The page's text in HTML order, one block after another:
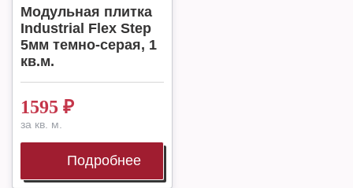
Модульная плитка
Industrial Flex Step
5мм темно-серая, 1
кв.м.
1595 ₽
за кв. м.
Подробнее